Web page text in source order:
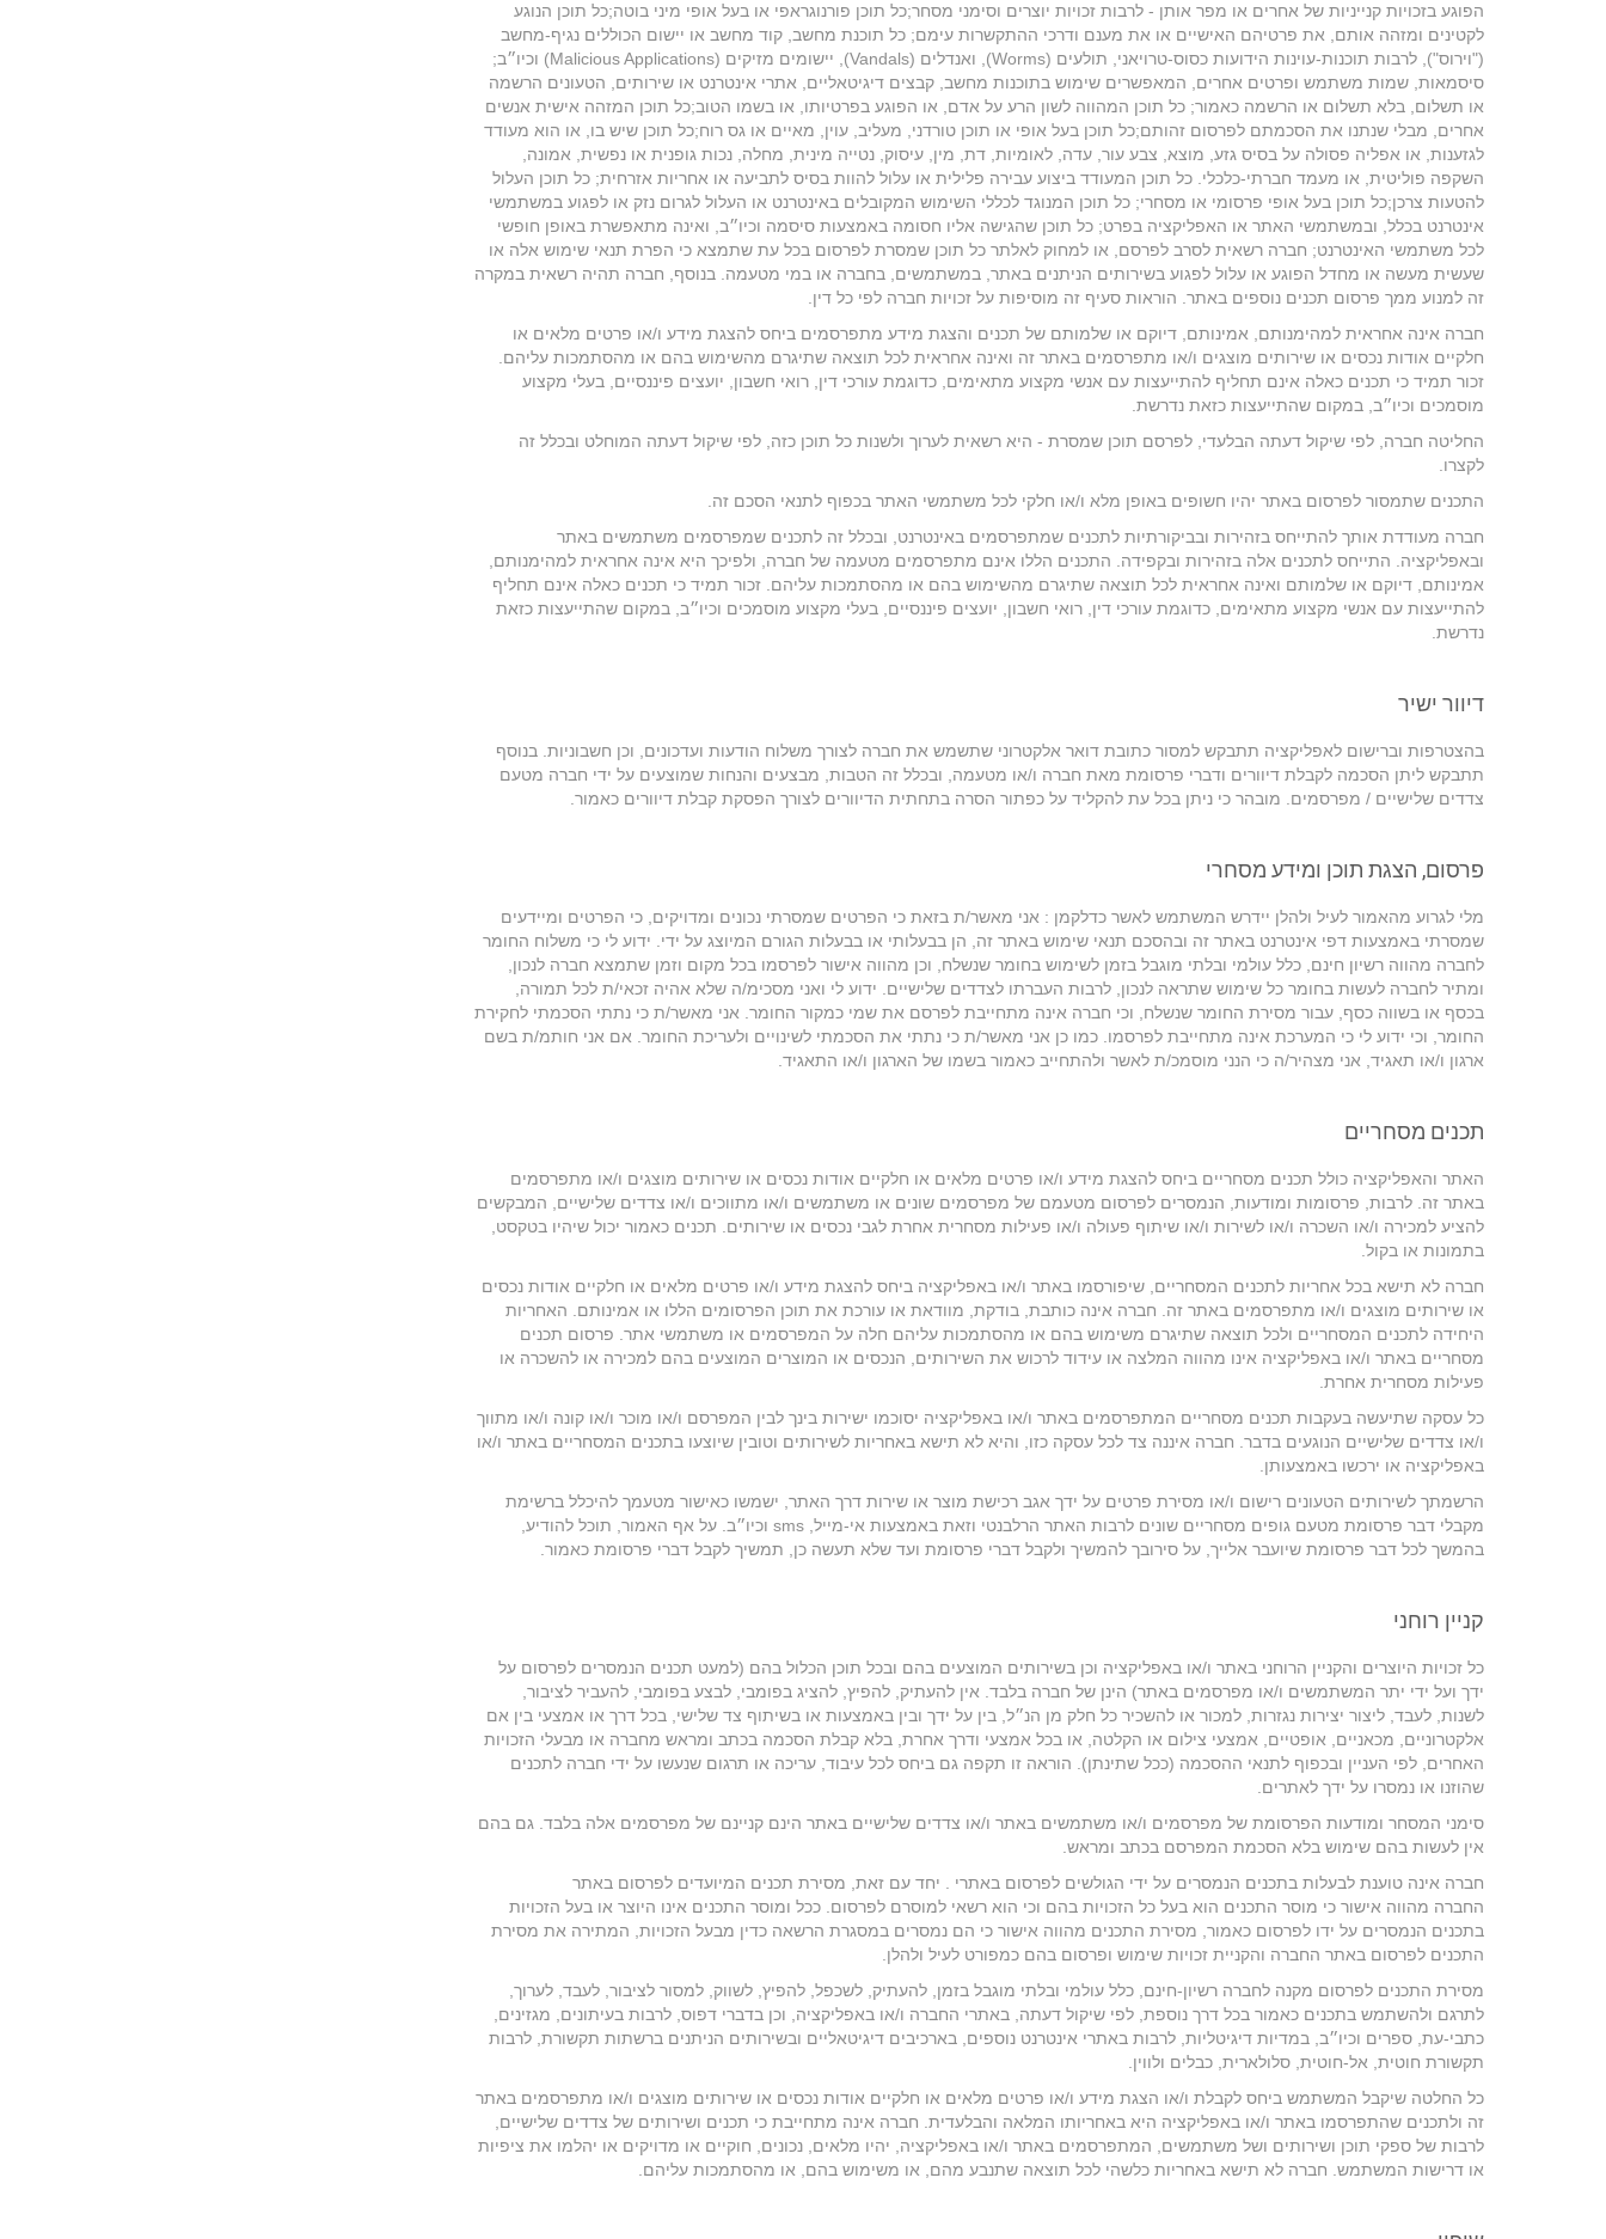
הפוגע בזכויות קנייניות של אחרים או מפר אותן - לרבות זכויות יוצרים וסימני מסחר;כל תוכן פורנוגראפי או בעל אופי מיני בוטה;כל תוכן הנוגע
לקטינים ומזהה אותם, את פרטיהם האישיים או את מענם ודרכי ההתקשרות עימם; כל תוכנת מחשב, קוד מחשב או יישום הכוללים נגיף-מחשב
("וירוס"), לרבות תוכנות-עוינות הידועות כסוס-טרויאני, תולעים (Worms), ואנדלים (Vandals), יישומים מזיקים (Malicious Applications) וכיו״ב;
סיסמאות, שמות משתמש ופרטים אחרים, המאפשרים שימוש בתוכנות מחשב, קבצים דיגיטאליים, אתרי אינטרנט או שירותים, הטעונים הרשמה
או תשלום, בלא תשלום או הרשמה כאמור; כל תוכן המהווה לשון הרע על אדם, או הפוגע בפרטיותו, או בשמו הטוב;כל תוכן המזהה אישית אנשים
אחרים, מבלי שנתנו את הסכמתם לפרסום זהותם;כל תוכן בעל אופי או תוכן טורדני, מעליב, עוין, מאיים או גס רוח;כל תוכן שיש בו, או הוא מעודד
לגזענות, או אפליה פסולה על בסיס גזע, מוצא, צבע עור, עדה, לאומיות, דת, מין, עיסוק, נטייה מינית, מחלה, נכות גופנית או נפשית, אמונה,
השקפה פוליטית, או מעמד חברתי-כלכלי. כל תוכן המעודד ביצוע עבירה פלילית או עלול להוות בסיס לתביעה או אחריות אזרחית; כל תוכן העלול
להטעות צרכן;כל תוכן בעל אופי פרסומי או מסחרי; כל תוכן המנוגד לכללי השימוש המקובלים באינטרנט או העלול לגרום נזק או לפגוע במשתמשי
אינטרנט בכלל, ובמשתמשי האתר או האפליקציה בפרט; כל תוכן שהגישה אליו חסומה באמצעות סיסמה וכיו״ב, ואינה מתאפשרת באופן חופשי
לכל משתמשי האינטרנט; חברה רשאית לסרב לפרסם, או למחוק לאלתר כל תוכן שמסרת לפרסום בכל עת שתמצא כי הפרת תנאי שימוש אלה או
שעשית מעשה או מחדל הפוגע או עלול לפגוע בשירותים הניתנים באתר, במשתמשים, בחברה או במי מטעמה. בנוסף, חברה תהיה רשאית במקרה
זה למנוע ממך פרסום תכנים נוספים באתר. הוראות סעיף זה מוסיפות על זכויות חברה לפי כל דין.
חברה אינה אחראית למהימנותם, אמינותם, דיוקם או שלמותם של תכנים והצגת מידע מתפרסמים ביחס להצגת מידע ו/או פרטים מלאים או
חלקיים אודות נכסים או שירותים מוצגים ו/או מתפרסמים באתר זה ואינה אחראית לכל תוצאה שתיגרם מהשימוש בהם או מהסתמכות עליהם.
זכור תמיד כי תכנים כאלה אינם תחליף להתייעצות עם אנשי מקצוע מתאימים, כדוגמת עורכי דין, רואי חשבון, יועצים פיננסיים, בעלי מקצוע
מוסמכים וכיו״ב, במקום שהתייעצות כזאת נדרשת.
החליטה חברה, לפי שיקול דעתה הבלעדי, לפרסם תוכן שמסרת - היא רשאית לערוך ולשנות כל תוכן כזה, לפי שיקול דעתה המוחלט ובכלל זה
לקצרו.
התכנים שתמסור לפרסום באתר יהיו חשופים באופן מלא ו/או חלקי לכל משתמשי האתר בכפוף לתנאי הסכם זה.
חברה מעודדת אותך להתייחס בזהירות ובביקורתיות לתכנים שמתפרסמים באינטרנט, ובכלל זה לתכנים שמפרסמים משתמשים באתר
ובאפליקציה. התייחס לתכנים אלה בזהירות ובקפידה. התכנים הללו אינם מתפרסמים מטעמה של חברה, ולפיכך היא אינה אחראית למהימנותם,
אמינותם, דיוקם או שלמותם ואינה אחראית לכל תוצאה שתיגרם מהשימוש בהם או מהסתמכות עליהם. זכור תמיד כי תכנים כאלה אינם תחליף
להתייעצות עם אנשי מקצוע מתאימים, כדוגמת עורכי דין, רואי חשבון, יועצים פיננסיים, בעלי מקצוע מוסמכים וכיו״ב, במקום שהתייעצות כזאת
נדרשת.
דיוור ישיר
בהצטרפות וברישום לאפליקציה תתבקש למסור כתובת דואר אלקטרוני שתשמש את חברה לצורך משלוח הודעות ועדכונים, וכן חשבוניות. בנוסף
תתבקש ליתן הסכמה לקבלת דיוורים ודברי פרסומת מאת חברה ו/או מטעמה, ובכלל זה הטבות, מבצעים והנחות שמוצעים על ידי חברה מטעם
צדדים שלישיים / מפרסמים. מובהר כי ניתן בכל עת להקליד על כפתור הסרה בתחתית הדיוורים לצורך הפסקת קבלת דיוורים כאמור.
פרסום, הצגת תוכן ומידע מסחרי
מלי לגרוע מהאמור לעיל ולהלן יידרש המשתמש לאשר כדלקמן : אני מאשר/ת בזאת כי הפרטים שמסרתי נכונים ומדויקים, כי הפרטים ומיידעים
שמסרתי באמצעות דפי אינטרנט באתר זה ובהסכם תנאי שימוש באתר זה, הן בבעלותי או בבעלות הגורם המיוצג על ידי. ידוע לי כי משלוח החומר
לחברה מהווה רשיון חינם, כלל עולמי ובלתי מוגבל בזמן לשימוש בחומר שנשלח, וכן מהווה אישור לפרסמו בכל מקום וזמן שתמצא חברה לנכון,
ומתיר לחברה לעשות בחומר כל שימוש שתראה לנכון, לרבות העברתו לצדדים שלישיים. ידוע לי ואני מסכימ/ה שלא אהיה זכאי/ת לכל תמורה,
בכסף או בשווה כסף, עבור מסירת החומר שנשלח, וכי חברה אינה מתחייבת לפרסם את שמי כמקור החומר. אני מאשר/ת כי נתתי הסכמתי לחקירת
החומר, וכי ידוע לי כי המערכת אינה מתחייבת לפרסמו. כמו כן אני מאשר/ת כי נתתי את הסכמתי לשינויים ולעריכת החומר. אם אני חותמ/ת בשם
ארגון ו/או תאגיד, אני מצהיר/ה כי הנני מוסמכ/ת לאשר ולהתחייב כאמור בשמו של הארגון ו/או התאגיד.
תכנים מסחריים
האתר והאפליקציה כולל תכנים מסחריים ביחס להצגת מידע ו/או פרטים מלאים או חלקיים אודות נכסים או שירותים מוצגים ו/או מתפרסמים
באתר זה. לרבות, פרסומות ומודעות, הנמסרים לפרסום מטעמם של מפרסמים שונים או משתמשים ו/או מתווכים ו/או צדדים שלישיים, המבקשים
להציע למכירה ו/או השכרה ו/או לשירות ו/או שיתוף פעולה ו/או פעילות מסחרית אחרת לגבי נכסים או שירותים. תכנים כאמור יכול שיהיו בטקסט,
בתמונות או בקול.
חברה לא תישא בכל אחריות לתכנים המסחריים, שיפורסמו באתר ו/או באפליקציה ביחס להצגת מידע ו/או פרטים מלאים או חלקיים אודות נכסים
או שירותים מוצגים ו/או מתפרסמים באתר זה. חברה אינה כותבת, בודקת, מוודאת או עורכת את תוכן הפרסומים הללו או אמינותם. האחריות
היחידה לתכנים המסחריים ולכל תוצאה שתיגרם משימוש בהם או מהסתמכות עליהם חלה על המפרסמים או משתמשי אתר. פרסום תכנים
מסחריים באתר ו/או באפליקציה אינו מהווה המלצה או עידוד לרכוש את השירותים, הנכסים או המוצרים המוצעים בהם למכירה או להשכרה או
פעילות מסחרית אחרת.
כל עסקה שתיעשה בעקבות תכנים מסחריים המתפרסמים באתר ו/או באפליקציה יסוכמו ישירות בינך לבין המפרסם ו/או מוכר ו/או קונה ו/או מתווך
ו/או צדדים שלישיים הנוגעים בדבר. חברה איננה צד לכל עסקה כזו, והיא לא תישא באחריות לשירותים וטובין שיוצעו בתכנים המסחריים באתר ו/או
באפליקציה או ירכשו באמצעותן.
הרשמתך לשירותים הטעונים רישום ו/או מסירת פרטים על ידך אגב רכישת מוצר או שירות דרך האתר, ישמשו כאישור מטעמך להיכלל ברשימת
מקבלי דבר פרסומת מטעם גופים מסחריים שונים לרבות האתר הרלבנטי וזאת באמצעות אי-מייל, sms וכיו״ב. על אף האמור, תוכל להודיע,
בהמשך לכל דבר פרסומת שיועבר אלייך, על סירובך להמשיך ולקבל דברי פרסומת ועד שלא תעשה כן, תמשיך לקבל דברי פרסומת כאמור.
קניין רוחני
כל זכויות היוצרים והקניין הרוחני באתר ו/או באפליקציה וכן בשירותים המוצעים בהם ובכל תוכן הכלול בהם (למעט תכנים הנמסרים לפרסום על
ידך ועל ידי יתר המשתמשים ו/או מפרסמים באתר) הינן של חברה בלבד. אין להעתיק, להפיץ, להציג בפומבי, לבצע בפומבי, להעביר לציבור,
לשנות, לעבד, ליצור יצירות נגזרות, למכור או להשכיר כל חלק מן הנ״ל, בין על ידך ובין באמצעות או בשיתוף צד שלישי, בכל דרך או אמצעי בין אם
אלקטרוניים, מכאניים, אופטיים, אמצעי צילום או הקלטה, או בכל אמצעי ודרך אחרת, בלא קבלת הסכמה בכתב ומראש מחברה או מבעלי הזכויות
האחרים, לפי העניין ובכפוף לתנאי ההסכמה (ככל שתינתן). הוראה זו תקפה גם ביחס לכל עיבוד, עריכה או תרגום שנעשו על ידי חברה לתכנים
שהוזנו או נמסרו על ידך לאתרים.
סימני המסחר ומודעות הפרסומת של מפרסמים ו/או משתמשים באתר ו/או צדדים שלישיים באתר הינם קניינם של מפרסמים אלה בלבד. גם בהם
אין לעשות בהם שימוש בלא הסכמת המפרסם בכתב ומראש.
חברה אינה טוענת לבעלות בתכנים הנמסרים על ידי הגולשים לפרסום באתרי . יחד עם זאת, מסירת תכנים המיועדים לפרסום באתר
החברה מהווה אישור כי מוסר התכנים הוא בעל כל הזכויות בהם וכי הוא רשאי למוסרם לפרסום. ככל ומוסר התכנים אינו היוצר או בעל הזכויות
בתכנים הנמסרים על ידו לפרסום כאמור, מסירת התכנים מהווה אישור כי הם נמסרים במסגרת הרשאה כדין מבעל הזכויות, המתירה את מסירת
התכנים לפרסום באתר החברה והקניית זכויות שימוש ופרסום בהם כמפורט לעיל ולהלן.
מסירת התכנים לפרסום מקנה לחברה רשיון-חינם, כלל עולמי ובלתי מוגבל בזמן, להעתיק, לשכפל, להפיץ, לשווק, למסור לציבור, לעבד, לערוך,
לתרגם ולהשתמש בתכנים כאמור בכל דרך נוספת, לפי שיקול דעתה, באתרי החברה ו/או באפליקציה, וכן בדברי דפוס, לרבות בעיתונים, מגזינים,
כתבי-עת, ספרים וכיו״ב, במדיות דיגיטליות, לרבות באתרי אינטרנט נוספים, בארכיבים דיגיטאליים ובשירותים הניתנים ברשתות תקשורת, לרבות
תקשורת חוטית, אל-חוטית, סלולארית, כבלים ולווין.
כל החלטה שיקבל המשתמש ביחס לקבלת ו/או הצגת מידע ו/או פרטים מלאים או חלקיים אודות נכסים או שירותים מוצגים ו/או מתפרסמים באתר
זה ולתכנים שהתפרסמו באתר ו/או באפליקציה היא באחריותו המלאה והבלעדית. חברה אינה מתחייבת כי תכנים ושירותים של צדדים שלישיים,
לרבות של ספקי תוכן ושירותים ושל משתמשים, המתפרסמים באתר ו/או באפליקציה, יהיו מלאים, נכונים, חוקיים או מדויקים או יהלמו את ציפיות
או דרישות המשתמש. חברה לא תישא באחריות כלשהי לכל תוצאה שתנבע מהם, או משימוש בהם, או מהסתמכות עליהם.